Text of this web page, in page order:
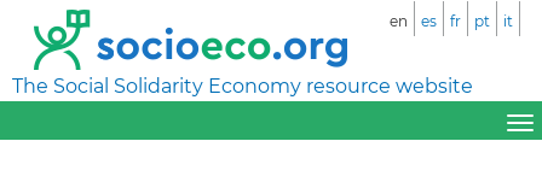
The Social Solidarity Economy resource website
en es fr pt it